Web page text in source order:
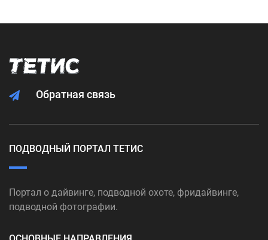
Обратная связь
ПОДВОДНЫЙ ПОРТАЛ ТЕТИС
Портал о дайвинге, подводной охоте, фридайвинге,
подводной фотографии.